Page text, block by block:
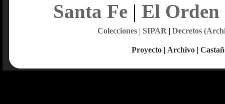
Santa Fe| El Orden
Colecciones| SIPAR | Decretos
Proyecto | Archivo |